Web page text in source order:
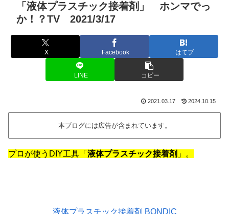
「液体プラスチック接着剤」 ホンマでっ
か！？TV 2021/3/17
X Facebook はてブ
LINE コピー
2021.03.17 2024.10.15
本ブログには広告が含まれています。
プロが使うDIY工具「 液体プラスチック接着剤 」。
液体プラスチック接着剤 BONDIC